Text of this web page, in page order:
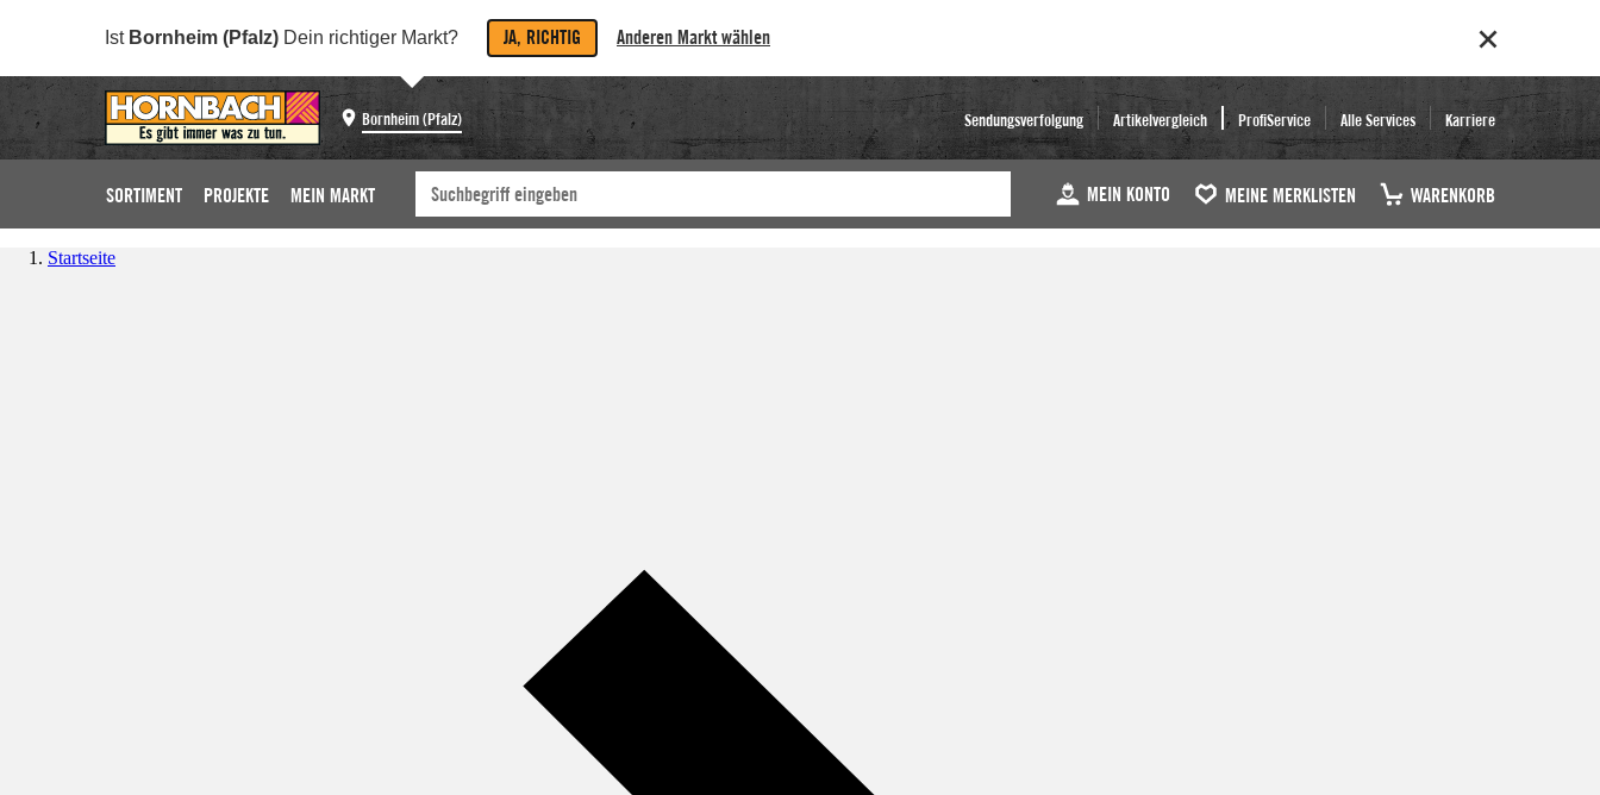
Ist Bornheim (Pfalz) Dein richtiger Markt? JA, RICHTIG Anderen Markt wählen
Bornheim (Pfalz) Sendungsverfolgung Artikelvergleich ProfiService Alle Services Karriere
SORTIMENT PROJEKTE MEIN MARKT MEIN KONTO MEINE MERKLISTEN WARENKORB
Startseite